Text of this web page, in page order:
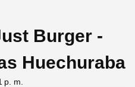
Burger -
Huechuraba
p. m.